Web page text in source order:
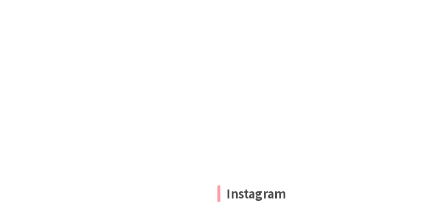
Instagram